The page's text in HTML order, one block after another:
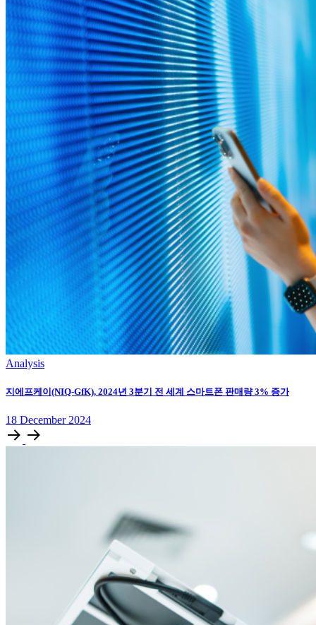
Analysis
지에프케이(NIQ-GfK), 2024년 3분기 전 세계 스마트폰 판매량 3% 증가
18 December 2024